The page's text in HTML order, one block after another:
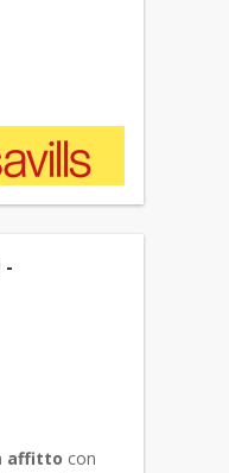
-
affitto con